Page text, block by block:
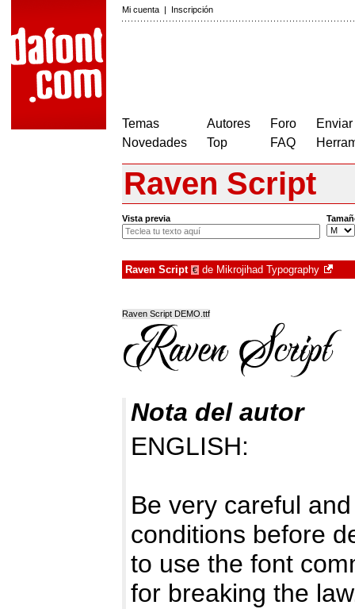
Mi cuenta | Inscripción
Temas
Novedades
Autores
Top
Foro
FAQ
Raven Script
Vista previa
Raven Script € de Mikrojihad Typography
Raven Script DEMO.ttf
Nota del autor
ENGLISH:
Be very careful
conditions before
to use the font
for breaking the